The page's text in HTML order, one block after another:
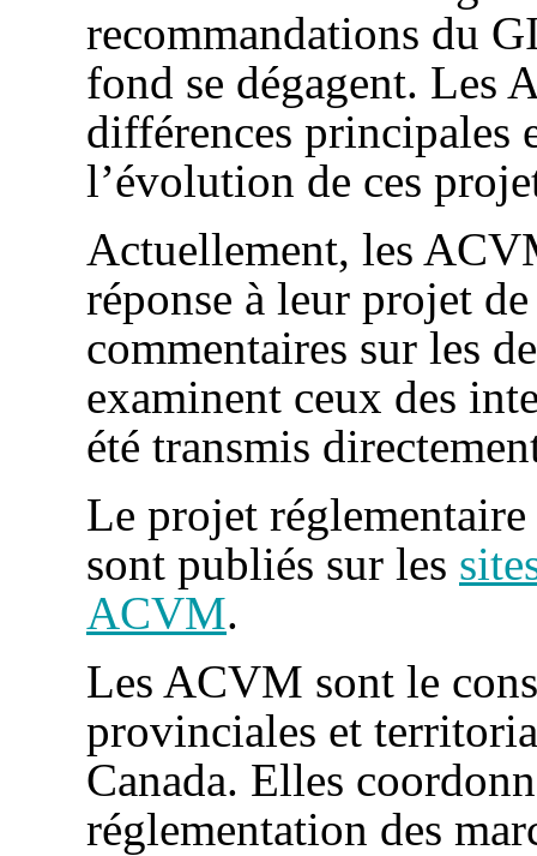
recommandations du
fond se dégagent. Les
différences principales
l’évolution de ces
Actuellement, les
réponse à leur projet
commentaires sur les
examinent ceux des
été transmis
Le projet
sont publiés sur les
ACVM.
Les ACVM sont le
provinciales et
Canada. Elles
réglementation des